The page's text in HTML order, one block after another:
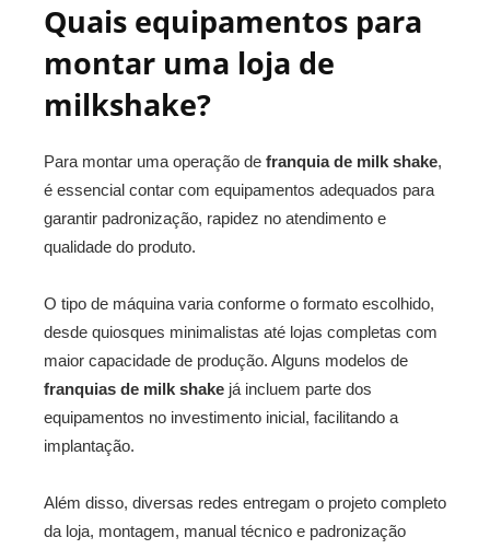
Quais equipamentos para
montar uma loja de
milkshake?
Para montar uma operação de franquia de milk shake,
é essencial contar com equipamentos adequados para
garantir padronização, rapidez no atendimento e
qualidade do produto.
O tipo de máquina varia conforme o formato escolhido,
desde quiosques minimalistas até lojas completas com
maior capacidade de produção. Alguns modelos de
franquias de milk shake já incluem parte dos
equipamentos no investimento inicial, facilitando a
implantação.
Além disso, diversas redes entregam o projeto completo
da loja, montagem, manual técnico e padronização